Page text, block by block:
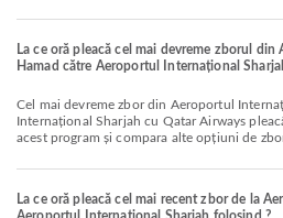
La ce oră pleacă cel mai devreme zborul
Hamad către Aeroportul Internațional
Cel mai devreme zbor din Aeroportul Internațional Hamad către Aeroportul
Internațional Sharjah cu Qatar Airways
acest program și compara alte opțiuni de
La ce oră pleacă cel mai recent zbor de la